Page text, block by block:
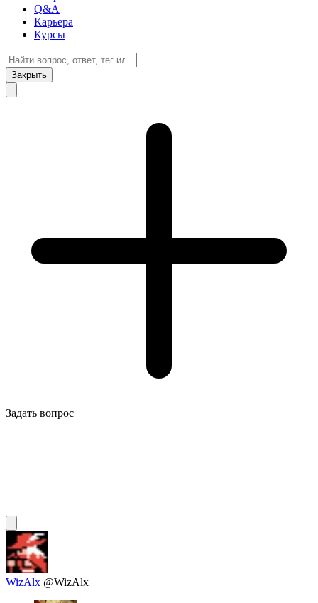
Q&A
Карьера
Курсы
Закрыть
Задать вопрос
WizAlx @WizAlx